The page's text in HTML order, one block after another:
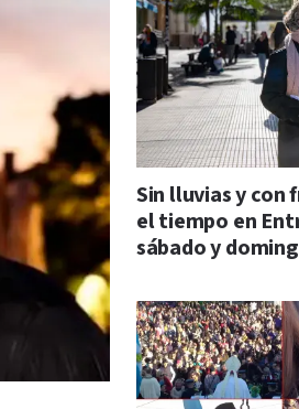
Sin lluvias y con
el tiempo en
sábado y